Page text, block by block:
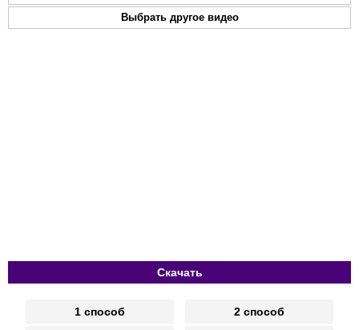
Выбрать другое видео
Скачать
1 способ 2 способ